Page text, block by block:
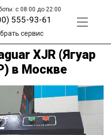
с 08:00 до 22:00
555-93-61
сервис
XJR (Ягуар
в Москве